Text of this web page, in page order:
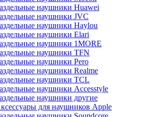
наушники Huawei
наушники JVC
наушники Haylou
наушники Elari
наушники 1MORE
наушники TFN
наушники Pero
наушники Realme
наушники TCL
наушники Accesstyle
наушники другие
для наушников Apple